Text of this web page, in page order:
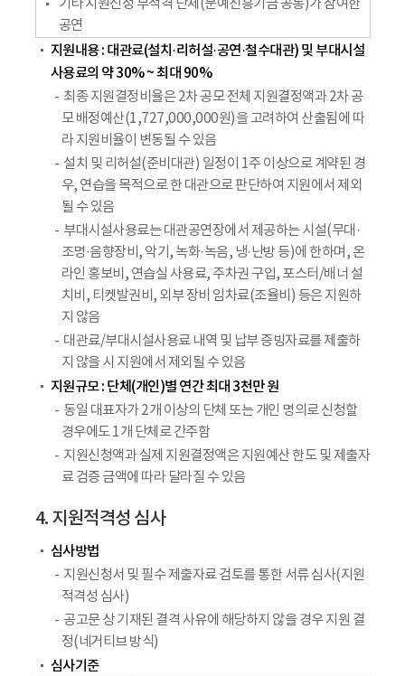
기타 지원신청 부적격 단체(문예진흥기금 공통)가 참여한
공연
지원내용 : 대관료(설치·리허설·공연·철수대관) 및 부대시설
사용료의 약 30% ~ 최대 90%
최종 지원결정비율은 2차 공모 전체 지원결정액과 2차 공
모 배정예산(1,727,000,000원)을 고려하여 산출됨에 따
라 지원비율이 변동될 수 있음
설치 및 리허설(준비대관) 일정이 1주 이상으로 계약된 경
우, 연습을 목적으로 한 대관으로 판단하여 지원에서 제외
될 수 있음
부대시설사용료는 대관공연장에서 제공하는 시설(무대·
조명·음향장비, 악기, 녹화·녹음, 냉·난방 등)에 한하며, 온
라인 홍보비, 연습실 사용료, 주차권 구입, 포스터/배너 설
치비, 티켓발권비, 외부 장비 임차료(조율비) 등은 지원하
지 않음
대관료/부대시설사용료 내역 및 납부 증빙자료를 제출하
지 않을 시 지원에서 제외될 수 있음
지원규모 : 단체(개인)별 연간 최대 3천만 원
동일 대표자가 2개 이상의 단체 또는 개인 명의로 신청할
경우에도 1개 단체로 간주함
지원신청액과 실제 지원결정액은 지원예산 한도 및 제출자
료 검증 금액에 따라 달라질 수 있음
4. 지원적격성 심사
심사방법
지원신청서 및 필수 제출자료 검토를 통한 서류 심사(지원
적격성 심사)
공고문 상 기재된 결격 사유에 해당하지 않을 경우 지원 결
정(네거티브 방식)
심사기준